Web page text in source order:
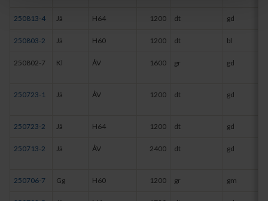
250813-4 Jä H64 1200 dt gd
250803-2 Jä H60 1200 dt bl
250802-7 Kl ÅV 1600 gr gd
250723-1 Jä ÅV 1200 dt gd
250723-2 Jä H64 1200 dt gd
250713-2 Jä ÅV 2400 dt gd
250706-7 Gg H60 1200 gr gm